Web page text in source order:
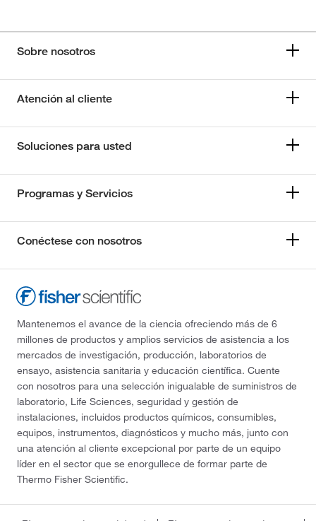
Sobre nosotros
Atención al cliente
Soluciones para usted
Programas y Servicios
Conéctese con nosotros
Mantenemos el avance de la ciencia ofreciendo más de 6
millones de productos y amplios servicios de asistencia a los
mercados de investigación, producción, laboratorios de
ensayo, asistencia sanitaria y educación científica. Cuente
con nosotros para una selección inigualable de suministros de
laboratorio, Life Sciences, seguridad y gestión de
instalaciones, incluidos productos químicos, consumibles,
equipos, instrumentos, diagnósticos y mucho más, junto con
una atención al cliente excepcional por parte de un equipo
líder en el sector que se enorgullece de formar parte de
Thermo Fisher Scientific.